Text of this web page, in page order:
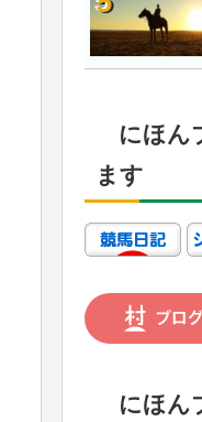
にほん
ます
にほん